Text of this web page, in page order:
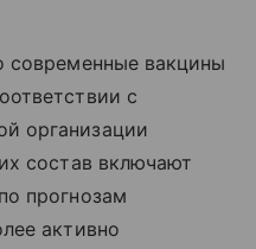
современные вакцины
с
организации
состав включают
прогнозам
активно